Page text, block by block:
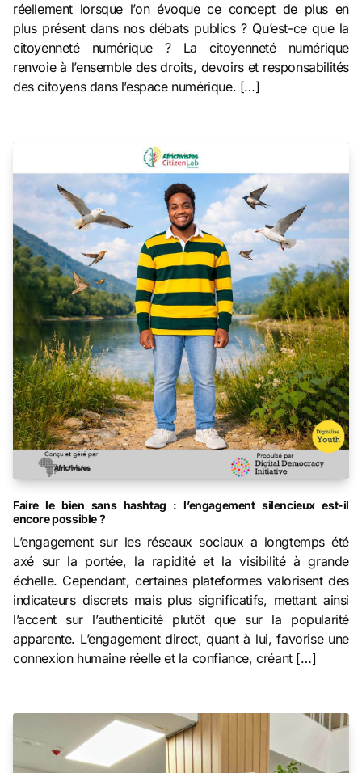
réellement lorsque l’on évoque ce concept de plus en
plus présent dans nos débats publics ? Qu’est-ce que la
citoyenneté numérique ? La citoyenneté numérique
renvoie à l’ensemble des droits, devoirs et responsabilités
des citoyens dans l’espace numérique. […]
Faire le bien sans hashtag : l’engagement silencieux est-il
encore possible ?
L’engagement sur les réseaux sociaux a longtemps été
axé sur la portée, la rapidité et la visibilité à grande
échelle. Cependant, certaines plateformes valorisent des
indicateurs discrets mais plus significatifs, mettant ainsi
l’accent sur l’authenticité plutôt que sur la popularité
apparente. L’engagement direct, quant à lui, favorise une
connexion humaine réelle et la confiance, créant […]